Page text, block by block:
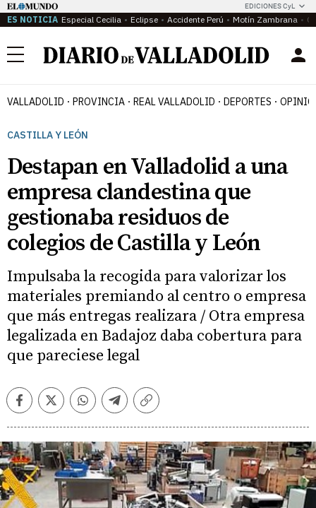
EDICIONES CyL
ES NOTICIA Especial Cecilia Eclipse Accidente Perú Motín Zambrana
Menú
VALLADOLID PROVINCIA REAL VALLADOLID DEPORTES
CASTILLA Y LEÓN
Destapan en Valladolid a una
empresa clandestina que
gestionaba residuos de
colegios de Castilla y León
Impulsaba la recogida para valorizar los
materiales premiando al centro o empresa
que más entregas realizara / Otra empresa
legalizada en Badajoz daba cobertura para
que pareciese legal
FacebookTwitterWhatsappTelegramCopiar